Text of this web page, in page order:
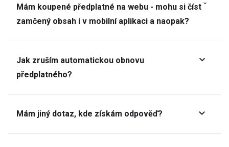
Mám koupené předplatné na webu - mohu si číst
zamčený obsah i v mobilní aplikaci a naopak?
Jak zruším automatickou obnovu
předplatného?
Mám jiný dotaz, kde získám odpověď?